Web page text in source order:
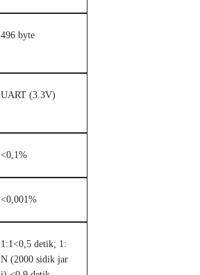
496 byte
UART (3.3V)
<0,1%
<0,001%
1:1<0,5 detik; 1:
N (2000 sidik jar